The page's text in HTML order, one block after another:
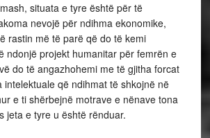
situata e tyre është për të
nevojë për ndihma ekonomike,
rastin më të parë që do të kemi
ndonjë projekt humanitar për femrën e
do të angazhohemi me të gjitha forcat
intelektuale që ndihmat të shkojnë në
e ti shërbejnë motrave e nënave tona
jeta e tyre u është rënduar.